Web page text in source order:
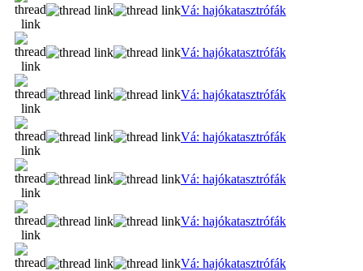
Vá: hajókatasztrófák
Vá: hajókatasztrófák
Vá: hajókatasztrófák
Vá: hajókatasztrófák
Vá: hajókatasztrófák
Vá: hajókatasztrófák
Vá: hajókatasztrófák